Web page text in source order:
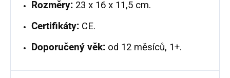
Rozměry: 23 x 16 x 11,5 cm.
Certifikáty: CE.
Doporučený věk: od 12 měsíců, 1+.